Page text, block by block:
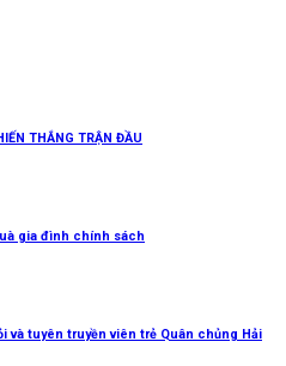
THẮNG TRẬN ĐẦU
gia đình chính sách
và tuyên truyền viên trẻ Quân chủng Hải